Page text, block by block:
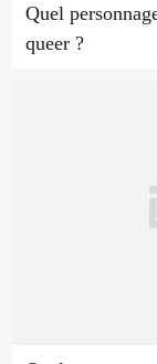
Quel
queer ?